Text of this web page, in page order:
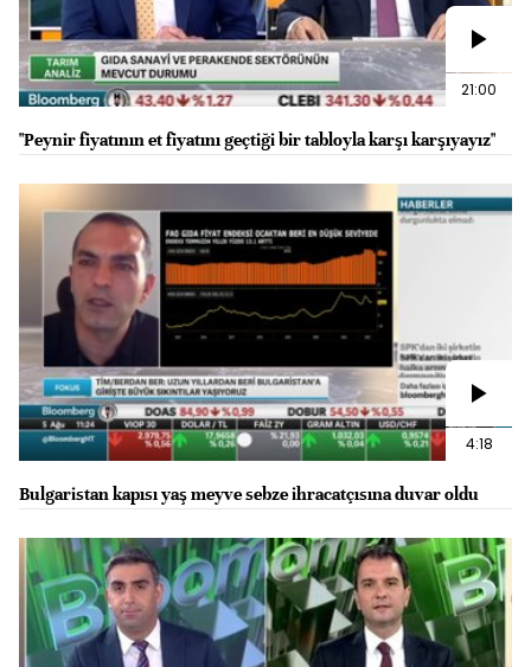
21:00
"Peynir fiyatının et fiyatını geçtiği bir tabloyla karşı karşıyayız"
4:18
Bulgaristan kapısı yaş meyve sebze ihracatçısına duvar oldu